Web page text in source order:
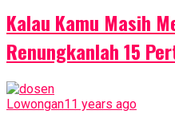
Kalau Kamu Masih
Renungkanlah 15
Lowongan11 years ago